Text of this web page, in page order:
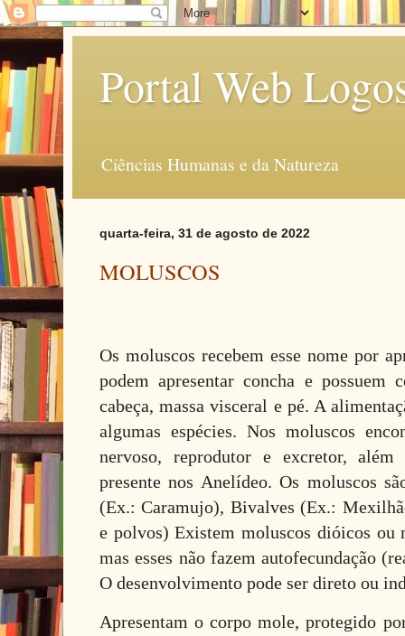
Portal Web
Ciências Humanas e da Natureza
quarta-feira, 31 de agosto de 2022
MOLUSCOS
Os moluscos recebem esse nome por
podem apresentar concha e
cabeça, massa visceral e pé. A
algumas espécies. Nos moluscos
nervoso, reprodutor e excretor,
presente nos Anelídeo. Os moluscos
(Ex.: Caramujo), Bivalves (Ex.:
e polvos) Existem moluscos dióicos ou
mas esses não fazem autofecundação
O desenvolvimento pode ser direto ou
Apresentam o corpo mole, protegido